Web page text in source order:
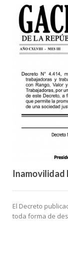
Inamovilidad
El Decreto
toda forma de